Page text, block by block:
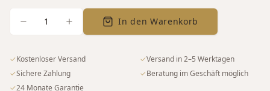
1 In den Warenkorb
✓Kostenloser Versand ✓Versand in 2–5 Werktagen
✓Sichere Zahlung ✓Beratung im Geschäft möglich
✓24 Monate Garantie